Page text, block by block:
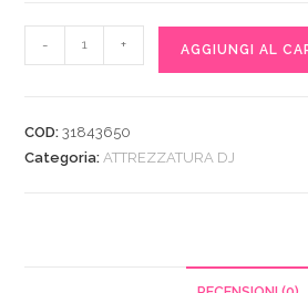
AlphaTheta
DDJ-
- + AGGIUNGI AL
COD:31843650
Categoria: ATTREZZATURA DJ